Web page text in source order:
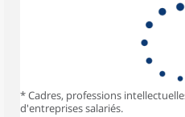
* Cadres, professions
d'entreprises salariés.